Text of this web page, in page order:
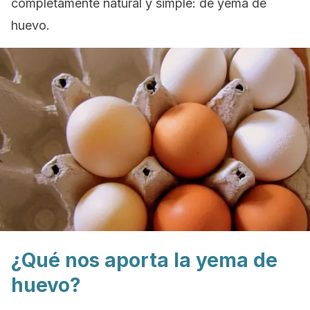
completamente natural y simple: de yema de
huevo.
¿Qué nos aporta la yema de
huevo?